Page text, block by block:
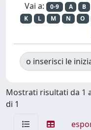
Vai a: 0-9 A B
K
L M N O
o inserisci le
Mostrati risultati da 1
di 1